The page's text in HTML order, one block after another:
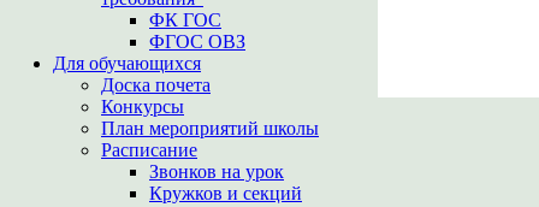
ФК ГОС
ФГОС ОВЗ
Для обучающихся
Доска почета
Конкурсы
План мероприятий школы
Расписание
Звонков на урок
Кружков и секций